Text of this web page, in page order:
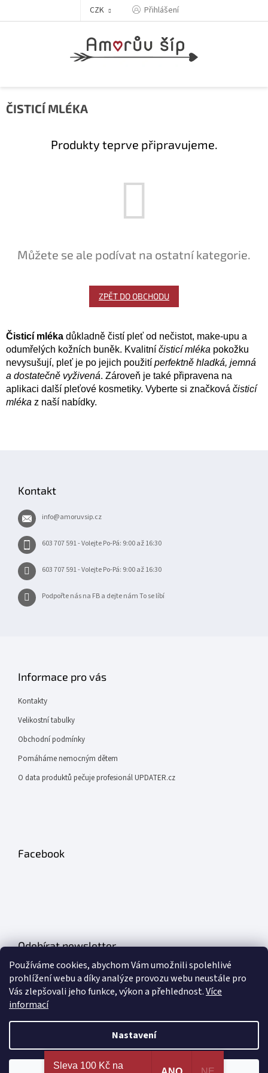
Používáme cookies, abychom Vám umožnili spolehlivé
prohlížení webu a díky analýze provozu webu neustále pro
Vás zlepšovali jeho funkce, výkon a přehlednost.Více
informací
Nastavení
Nejširší výběr erotických pomůcek a sexy prádla na
CZK Přihlášení
ČISTICÍ MLÉKA
Produkty teprve připravujeme.
Můžete se ale podívat na ostatní kategorie.
ZPĚT DO OBCHODU
Čisticí mléka důkladně čistí pleť od nečistot, make-upu a
odumřelých kožních buněk. Kvalitní čisticí mléka pokožku
nevysušují, pleť je po jejich použití perfektně hladká, jemná
a dostatečně vyživená. Zároveň je také připravena na
aplikaci další pleťové kosmetiky. Vyberte si značková čisticí
mléka z naší nabídky.
Kontakt
info@amoruvsip.cz
603 707 591 - Volejte Po-Pá: 9:00 až 16:30
603 707 591 - Volejte Po-Pá: 9:00 až 16:30
Podpořte nás na FB a dejte nám To se líbí
Informace pro vás
Kontakty
Velikostní tabulky
Obchodní podmínky
Pomáháme nemocným dětem
O data produktů pečuje profesionál UPDATER.cz
Facebook
Odebírat newsletter
Vložte svůj e-mail a my vám budeme zasílat informace o nových
produktech na našem e-shopu.
E-mail
Sleva 100 Kč na